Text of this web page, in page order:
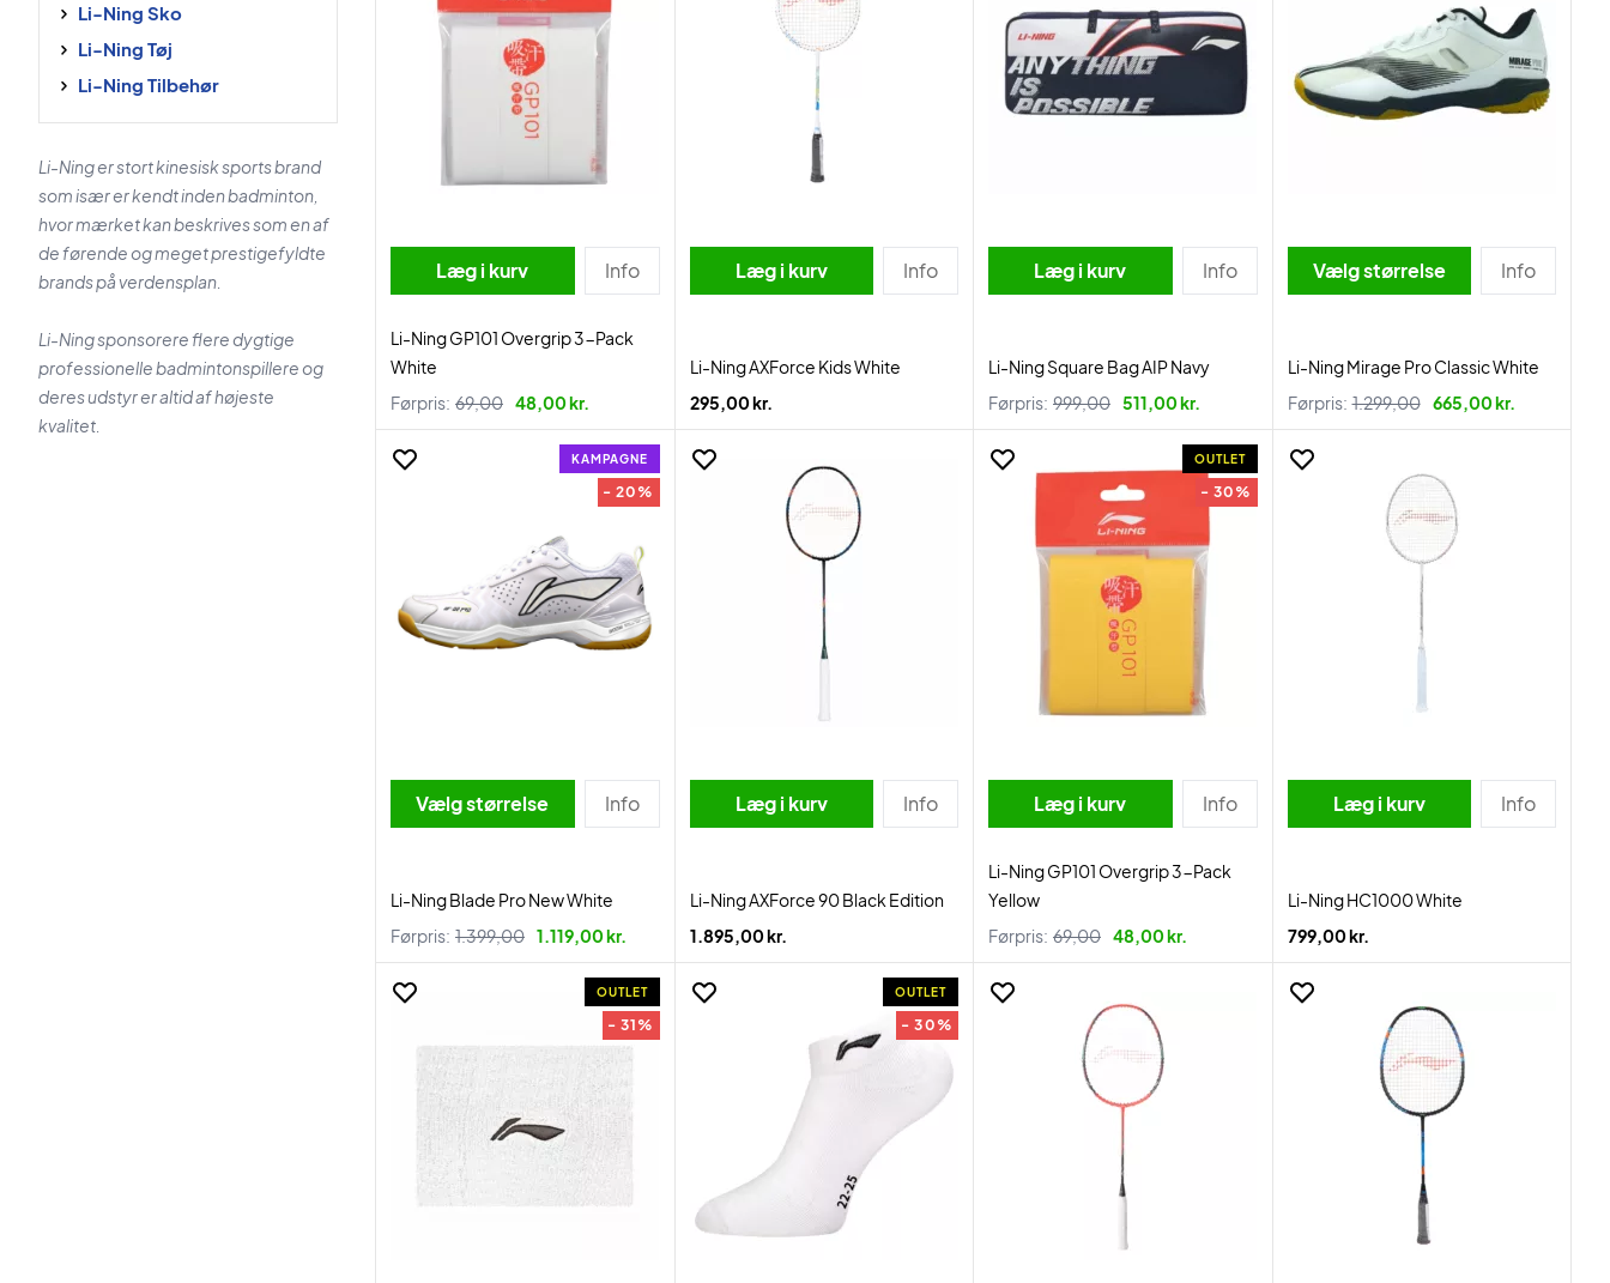
Li-Ning Sko
Li-Ning Tøj
Li-Ning Tilbehør
Li-Ning er stort kinesisk sports brand
som især er kendt inden badminton,
hvor mærket kan beskrives som en af
de førende og meget prestigefyldte
brands på verdensplan.
Li-Ning sponsorere flere dygtige
professionelle badmintonspillere og
deres udstyr er altid af højeste
kvalitet.
Læg i kurv Info
Li-Ning GP101 Overgrip 3-Pack
White
Førpris: 69,00 48,00 kr.
Læg i kurv Info
Li-Ning AXForce Kids White
295,00 kr.
Læg i kurv Info
Li-Ning Square Bag AIP Navy
Førpris: 999,00 511,00 kr.
Vælg størrelse Info
Li-Ning Mirage Pro Classic White
Førpris: 1.299,00 665,00 kr.
KAMPAGNE
- 20%
Vælg størrelse Info
Li-Ning Blade Pro New White
Førpris: 1.399,00 1.119,00 kr.
Læg i kurv Info
Li-Ning AXForce 90 Black Edition
1.895,00 kr.
OUTLET
- 30%
Læg i kurv Info
Li-Ning GP101 Overgrip 3-Pack
Yellow
Førpris: 69,00 48,00 kr.
Læg i kurv Info
Li-Ning HC1000 White
799,00 kr.
OUTLET
- 31%
OUTLET
- 30%